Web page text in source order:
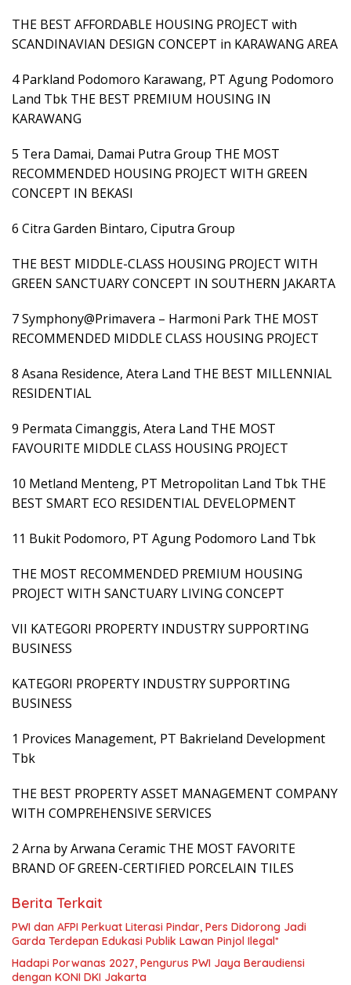
THE BEST AFFORDABLE HOUSING PROJECT with
SCANDINAVIAN DESIGN CONCEPT in KARAWANG AREA
4 Parkland Podomoro Karawang, PT Agung Podomoro
Land Tbk THE BEST PREMIUM HOUSING IN
KARAWANG
5 Tera Damai, Damai Putra Group THE MOST
RECOMMENDED HOUSING PROJECT WITH GREEN
CONCEPT IN BEKASI
6 Citra Garden Bintaro, Ciputra Group
THE BEST MIDDLE-CLASS HOUSING PROJECT WITH
GREEN SANCTUARY CONCEPT IN SOUTHERN JAKARTA
7 Symphony@Primavera – Harmoni Park THE MOST
RECOMMENDED MIDDLE CLASS HOUSING PROJECT
8 Asana Residence, Atera Land THE BEST MILLENNIAL
RESIDENTIAL
9 Permata Cimanggis, Atera Land THE MOST
FAVOURITE MIDDLE CLASS HOUSING PROJECT
10 Metland Menteng, PT Metropolitan Land Tbk THE
BEST SMART ECO RESIDENTIAL DEVELOPMENT
11 Bukit Podomoro, PT Agung Podomoro Land Tbk
THE MOST RECOMMENDED PREMIUM HOUSING
PROJECT WITH SANCTUARY LIVING CONCEPT
VII KATEGORI PROPERTY INDUSTRY SUPPORTING
BUSINESS
KATEGORI PROPERTY INDUSTRY SUPPORTING
BUSINESS
1 Provices Management, PT Bakrieland Development
Tbk
THE BEST PROPERTY ASSET MANAGEMENT COMPANY
WITH COMPREHENSIVE SERVICES
2 Arna by Arwana Ceramic THE MOST FAVORITE
BRAND OF GREEN-CERTIFIED PORCELAIN TILES
Berita Terkait
PWI dan AFPI Perkuat Literasi Pindar, Pers Didorong Jadi
Garda Terdepan Edukasi Publik Lawan Pinjol Ilegal*
Hadapi Porwanas 2027, Pengurus PWI Jaya Beraudiensi
dengan KONI DKI Jakarta